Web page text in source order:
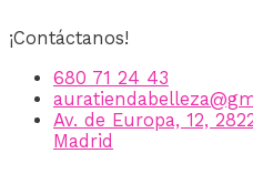
¡Contáctanos!
680 71 24 43
Av. de Europa, 12,
Madrid